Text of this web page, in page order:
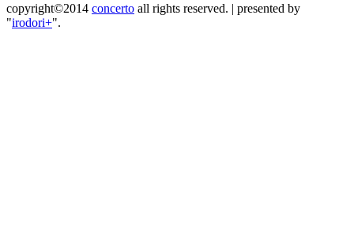
copyright©2014 concerto all rights reserved. | presented by
"irodori+".